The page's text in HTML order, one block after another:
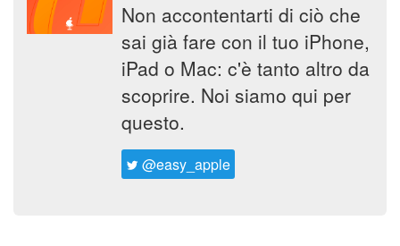
Non accontentarti di ciò che
sai già fare con il tuo iPhone,
iPad o Mac: c'è tanto altro da
scoprire. Noi siamo qui per
questo.
@easy_apple